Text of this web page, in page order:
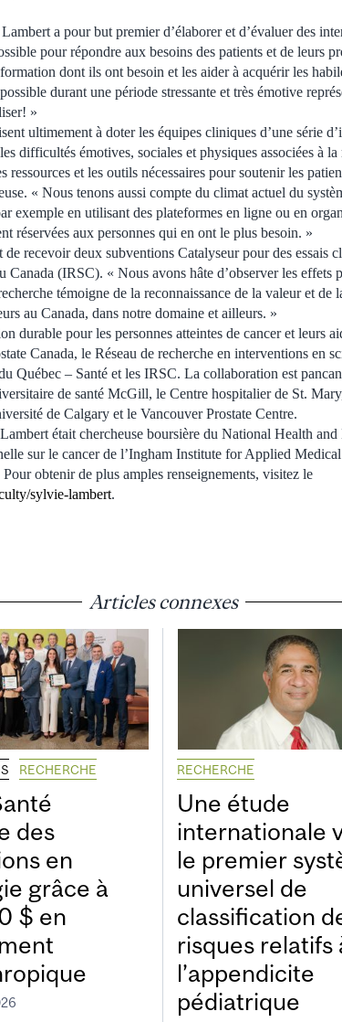
Lambert a pour but premier d’élaborer et d’évaluer des
pour répondre aux besoins des patients et de leurs
dont ils ont besoin et les aider à acquérir les
durant une période stressante et très émotive
»
ultimement à doter les équipes cliniques d’une série
difficultés émotives, sociales et physiques associées à
et les outils nécessaires pour soutenir les
« Nous tenons aussi compte du climat actuel du
exemple en utilisant des plateformes en ligne ou en
réservées aux personnes qui en ont le plus besoin. »
recevoir deux subventions Catalyseur pour des essais
Canada (IRSC). « Nous avons hâte d’observer les effets
témoigne de la reconnaissance de la valeur et de
au Canada, dans notre domaine et ailleurs. »
durable pour les personnes atteintes de cancer et leurs
Canada, le Réseau de recherche en interventions en
Québec – Santé et les IRSC. La collaboration est
de santé McGill, le Centre hospitalier de St.
de Calgary et le Vancouver Prostate Centre.
Lambert était chercheuse boursière du National Health
sur le cancer de l’Ingham Institute for Applied
obtenir de plus amples renseignements, visitez le
sylvie-lambert.
Articles connexes
RECHERCHE
des
en
grâce à
$ en
RECHERCHE
Une étude
internationale
le premier
universel de
classification
risques relatifs
l’appendicite
pédiatrique